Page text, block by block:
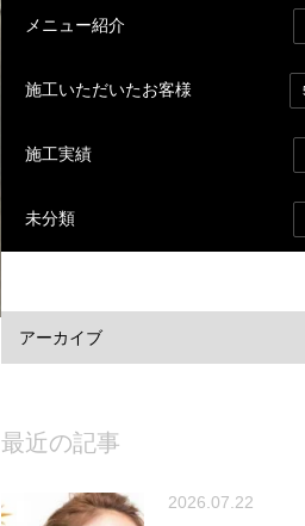
メニュー紹介
施工いただいたお客様
施工実績
未分類
最近の記事
2026.07.22